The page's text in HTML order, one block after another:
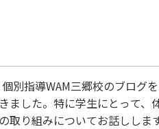
指導WAM三郷校のブログ
した。特に学生にとって、
ます。 1. 冬の風邪対策：塾でも家でも